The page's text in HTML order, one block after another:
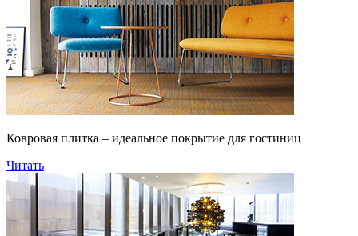
Ковровая плитка – идеальное покрытие для гостиниц
Читать